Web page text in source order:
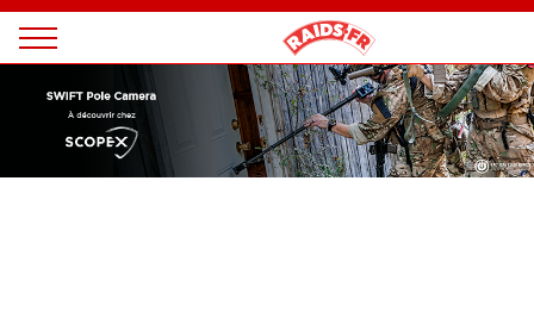
Magazine
Panneau de gestion des cookies